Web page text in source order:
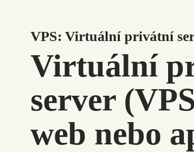
VPS: Virtuální privátní
Virtuální
server
web nebo